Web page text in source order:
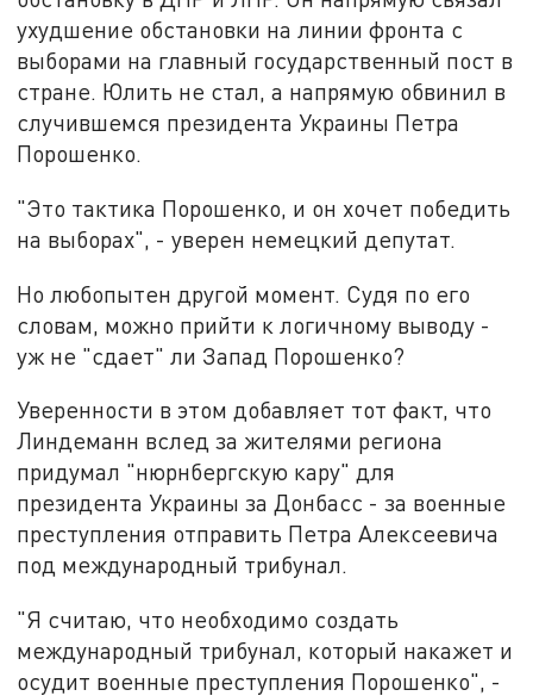
ухудшение обстановки на линии фронта с
выборами на главный государственный пост в
стране. Юлить не стал, а напрямую обвинил в
случившемся президента Украины Петра
Порошенко.
"Это тактика Порошенко, и он хочет победить
на выборах", - уверен немецкий депутат.
Но любопытен другой момент. Судя по его
словам, можно прийти к логичному выводу -
уж не "сдает" ли Запад Порошенко?
Уверенности в этом добавляет тот факт, что
Линдеманн вслед за жителями региона
придумал "нюрнбергскую кару" для
президента Украины за Донбасс - за военные
преступления отправить Петра Алексеевича
под международный трибунал.
"Я считаю, что необходимо создать
международный трибунал, который накажет и
осудит военные преступления Порошенко", -